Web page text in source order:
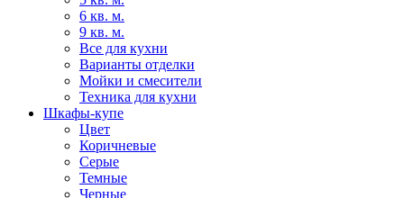
6 кв. м.
9 кв. м.
Все для кухни
Варианты отделки
Мойки и смесители
Техника для кухни
Шкафы-купе
Цвет
Коричневые
Серые
Темные
Черные